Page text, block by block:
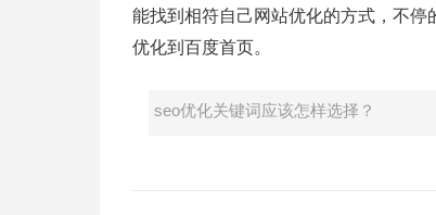
能找到相符自己网站优化的方式，不
优化到百度首页。
seo优化关键词应该怎样选择？